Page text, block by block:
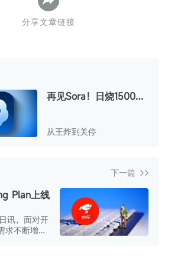
分享文章链接
再见Sora！日烧1500万
从王炸到关停
下一篇
Plan上线
讯，面对开
求不断增长